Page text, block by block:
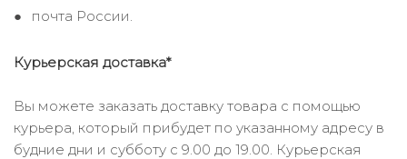
почта России.
Курьерская доставка*
Вы можете заказать доставку товара с помощью
курьера, который прибудет по указанному адресу в
будние дни и субботу с 9.00 до 19.00. Курьерская